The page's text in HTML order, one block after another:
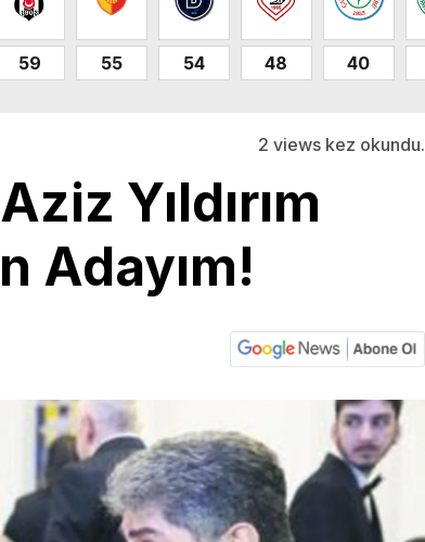
59 55 54 48 40
2 views kez okundu.
Yıldırım
Adayım!